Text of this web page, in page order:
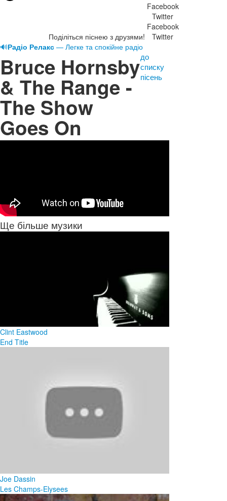
Поділіться піснею з друзями!
Facebook
Twitter
Facebook
Twitter
🔊Радіо Релакс — Легке та спокійне радіо
Bruce Hornsby
& The Range -
The Show
Goes On
до
списку
пісень
Ще більше музики
Clint Eastwood
End Title
Joe Dassin
Les Champs-Elysees